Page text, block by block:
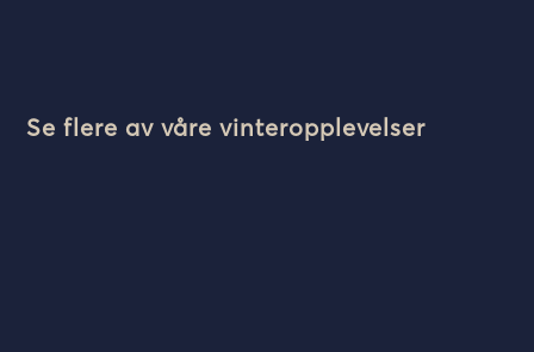
Se flere av våre vinteropplevelser